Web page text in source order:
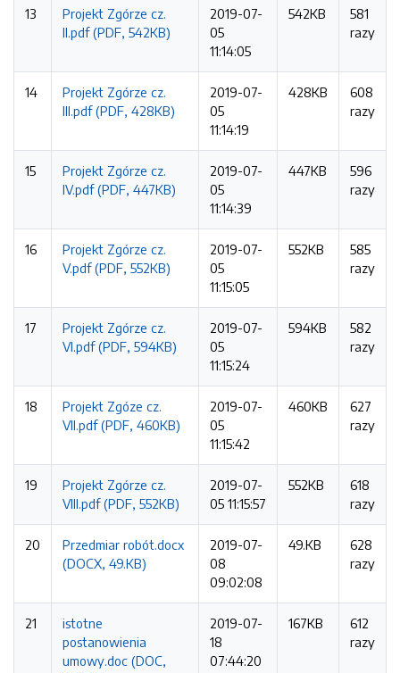
13
Projekt Zgórze cz.
II.pdf (PDF, 542KB)
2019-07-
05
11:14:05
542KB
581
razy
14
Projekt Zgórze cz.
III.pdf (PDF, 428KB)
2019-07-
05
11:14:19
428KB
608
razy
15
Projekt Zgórze cz.
IV.pdf (PDF, 447KB)
2019-07-
05
11:14:39
447KB
596
razy
16
Projekt Zgórze cz.
V.pdf (PDF, 552KB)
2019-07-
05
11:15:05
552KB
585
razy
17
Projekt Zgórze cz.
VI.pdf (PDF, 594KB)
2019-07-
05
11:15:24
594KB
582
razy
18
Projekt Zgóze cz.
VII.pdf (PDF, 460KB)
2019-07-
05
11:15:42
460KB
627
razy
19
Projekt Zgórze cz.
VIII.pdf (PDF, 552KB)
2019-07-
05 11:15:57
552KB
618
razy
20
Przedmiar robót.docx
(DOCX, 49.KB)
2019-07-
08
09:02:08
49.KB
628
razy
21
istotne
postanowienia
umowy.doc (DOC,
2019-07-
18
07:44:20
167KB
612
razy